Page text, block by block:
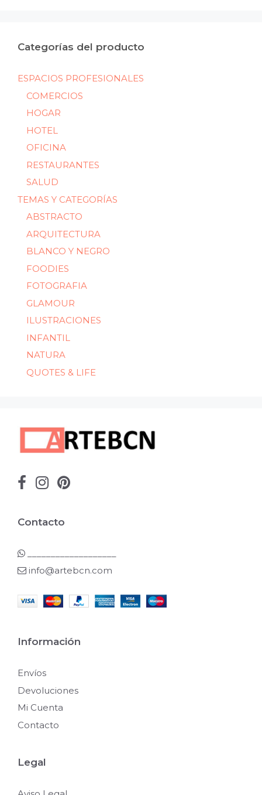
Categorías del producto
ESPACIOS PROFESIONALES
COMERCIOS
HOGAR
HOTEL
OFICINA
RESTAURANTES
SALUD
TEMAS Y CATEGORÍAS
ABSTRACTO
ARQUITECTURA
BLANCO Y NEGRO
FOODIES
FOTOGRAFIA
GLAMOUR
ILUSTRACIONES
INFANTIL
NATURA
QUOTES & LIFE
Contacto
info@artebcn.com
Información
Envíos
Devoluciones
Mi Cuenta
Contacto
Legal